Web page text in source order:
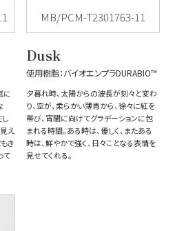
に
え
き
て
MB/PCM-T2301763-11
Dusk
使用樹脂：バイオエンプラDURABIO™
夕暮れ時、太陽からの波長が刻々と変わ
り、空が、柔らかい薄青から、徐々に紅を
帯び、宵闇に向けてグラデーションに包
まれる時間。ある時は、優しく、またある
時は、鮮やかで強く、日々ことなる表情を
見せてくれる。